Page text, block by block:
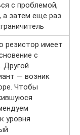
с проблемой,
а затем еще раз
резистор имеет
с
Другой
— возник
Чтобы
уровня